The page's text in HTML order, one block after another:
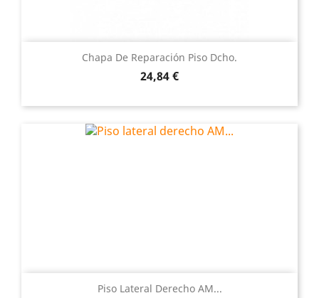
Chapa De Reparación Piso Dcho.
Precio
24,84 €
Piso Lateral Derecho AM...